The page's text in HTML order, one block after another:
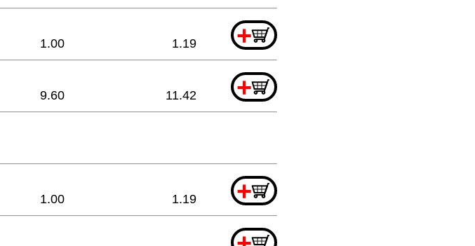
+
1.00 1.19
+
9.60 11.42
+
1.00 1.19